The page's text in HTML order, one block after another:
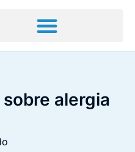
alergia